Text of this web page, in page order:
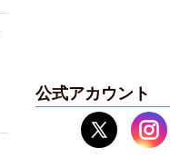
公式アカウント